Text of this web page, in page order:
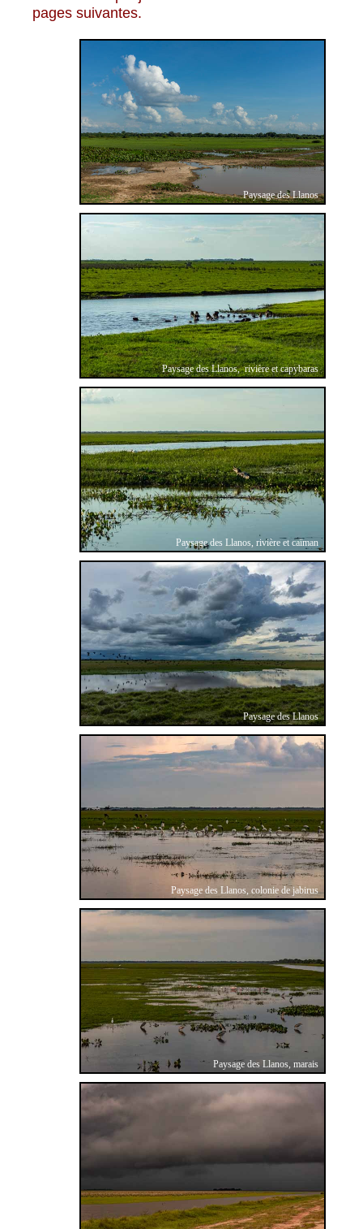
pages suivantes.
Paysage des Llanos
Paysage des Llanos, rivière et capybaras
Paysage des Llanos, rivière et caïman
Paysage des Llanos
Paysage des Llanos, colonie de jabirus
Paysage des Llanos, marais